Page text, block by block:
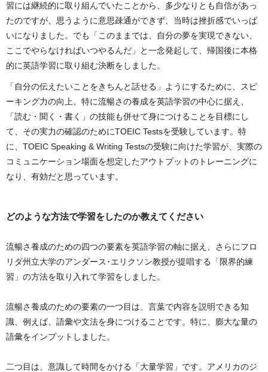
習には継続的に取り組んでいたことから、多少なりとも自信があっ
たのですが、思うように意思疎通ができず、当時は挫折感でいっぱ
いになりました。でも「このままでは、自分の夢を実現できない、
ここでやらなければいつやるんだ」と一念発起して、帰国後に本格
的に英語学習に取り組む決断をしました。
「自分の伝えたいことをきちんと話せる」ようにするために、スピ
ーキング力の向上、特に流暢さの養成を英語学習の中心に据え、
「読む・聞く・書く」の技能も併せて身につけることを目標にし
て、その実力の確認のためにTOEIC Testsを受験しています。特
に、TOEIC Speaking & Writing Testsの受験に向けた学習が、実際の
コミュニケーション場面を想定したアウトプットのトレーニングに
なり、有効だと思っています。
どのような方法で学習をしたのか教えてください
流暢さ養成のための四つの要素を英語学習の軸に据え、さらにフロ
リダ州立大学のアンダース･エリクソン教授が提唱する「限界的練
習」の方法を取り入れて学習をしました。
流暢さ養成のための要素の一つ目は、言葉で内容を説明できる知
識、例えば、語彙や文法を身につけることです。特に、膨大な量の
語彙をインプットしました。
二つ目は、意識して時間をかける「大量学習」です。アメリカのジ